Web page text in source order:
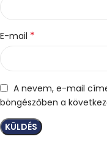
E-mail *
A nevem, e-mail
böngészőben a